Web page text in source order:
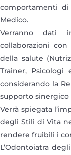
comportamenti
Medico.
Verranno dati
collaborazioni
della salute
Trainer,
considerando la
supporto sinergico
Verrà spiegata
degli Stili di Vita
rendere fruibili i
L’Odontoiatra